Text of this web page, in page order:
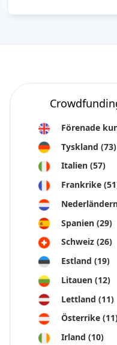
Förenade
Tyskland (73)
Italien (57)
Frankrike
Spanien (29)
Schweiz (26)
Estland (19)
Litauen (12)
Lettland (11)
Österrike
Irland (10)